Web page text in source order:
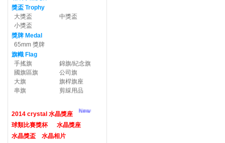
獎盃 Trophy
大獎盃
中獎盃
小獎盃
獎牌 Medal
65mm 獎牌
旗幟 Flag
手搖旗
錦旗/紀念旗
國旗區旗
公司旗
大旗
旗桿旗座
串旗
剪綵用品
2014 crystal 水晶獎座 New
球類比賽獎杯
水晶獎座
水晶獎盃
水晶相片